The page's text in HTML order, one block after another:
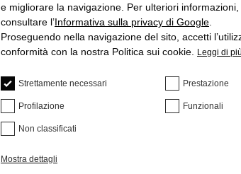
e migliorare la navigazione. Per ulteriori
consultare l’Informativa sulla privacy di Google
Proseguendo nella navigazione del sito, accetti
conformità con la nostra Politica sui cookie.
Leggi di più
Strettamente necessari Prestazione
Profilazione Funzionali
Non classificati
Mostra dettagli